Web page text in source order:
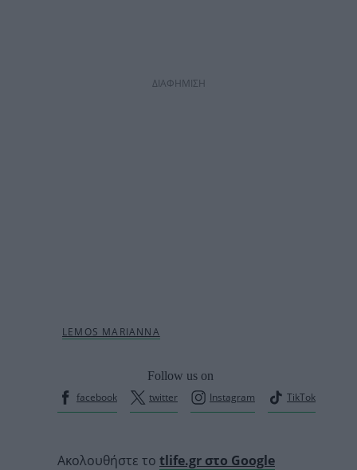
ΔΙΑΦΗΜΙΣΗ
Follow us on
facebook
twitter Instagram TikTok
Ακολουθήστε το tlife.gr στο Google